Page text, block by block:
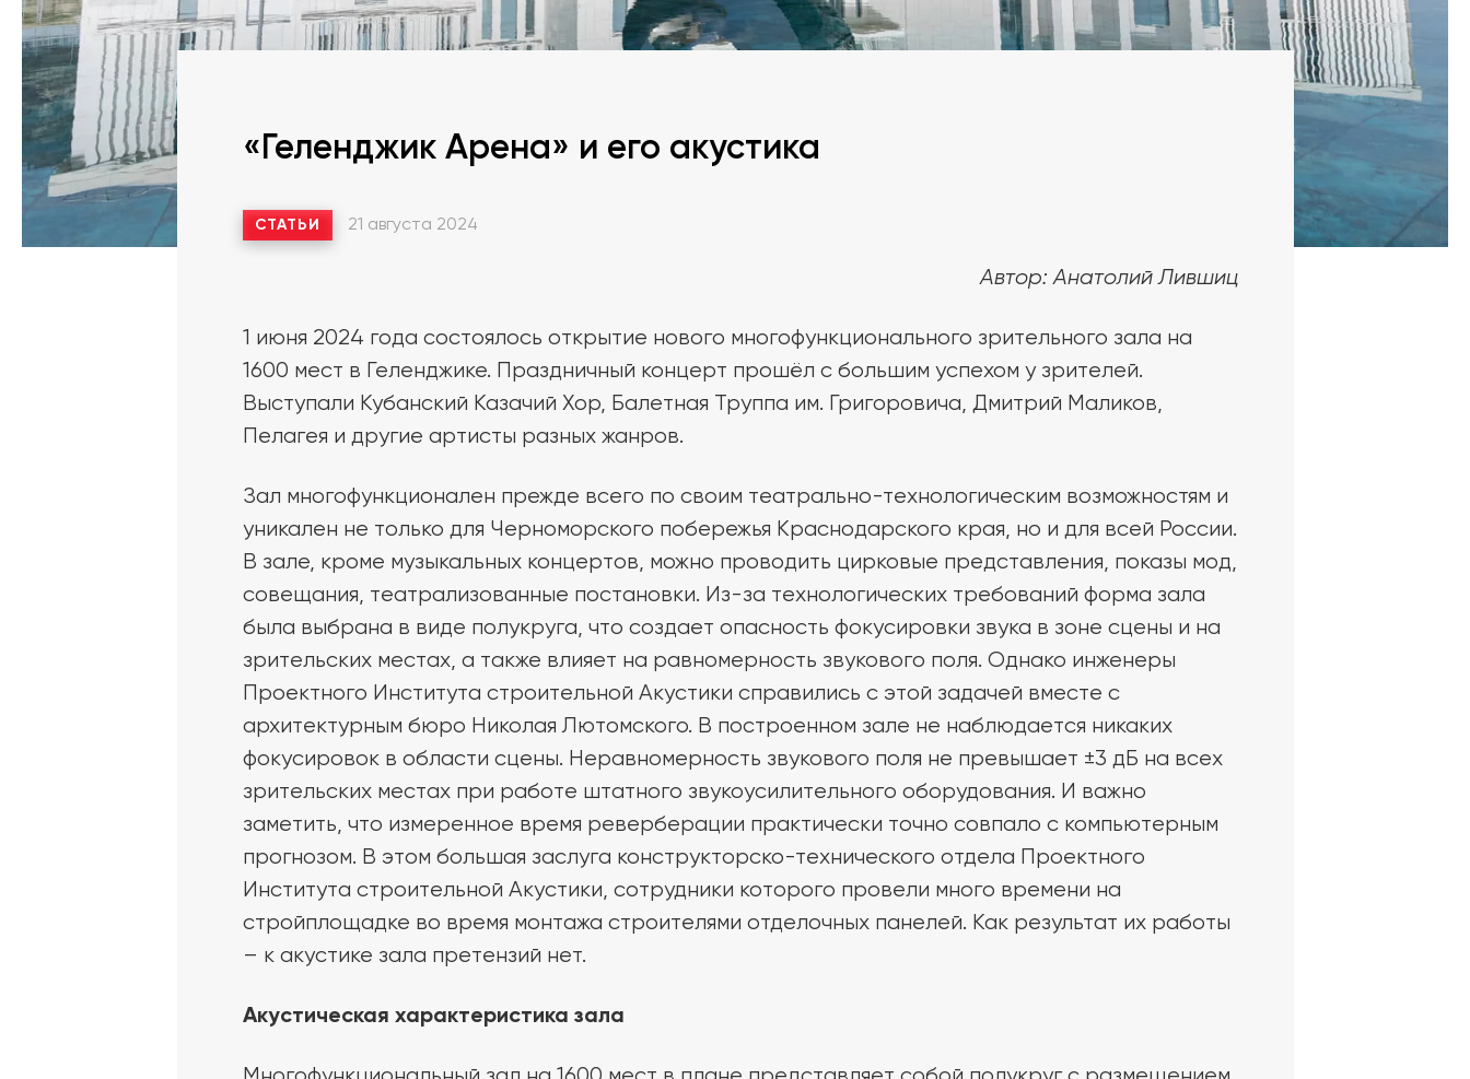
«Геленджик Арена» и его акустика
СТАТЬИ 21 августа 2024
Автор: Анатолий Лившиц
1 июня 2024 года состоялось открытие нового многофункционального зрительного зала на
1600 мест в Геленджике. Праздничный концерт прошёл с большим успехом у зрителей.
Выступали Кубанский Казачий Хор, Балетная Труппа им. Григоровича, Дмитрий Маликов,
Пелагея и другие артисты разных жанров.
Зал многофункционален прежде всего по своим театрально-технологическим возможностям и
уникален не только для Черноморского побережья Краснодарского края, но и для всей России.
В зале, кроме музыкальных концертов, можно проводить цирковые представления, показы мод,
совещания, театрализованные постановки. Из-за технологических требований форма зала
была выбрана в виде полукруга, что создает опасность фокусировки звука в зоне сцены и на
зрительских местах, а также влияет на равномерность звукового поля. Однако инженеры
Проектного Института строительной Акустики справились с этой задачей вместе с
архитектурным бюро Николая Лютомского. В построенном зале не наблюдается никаких
фокусировок в области сцены. Неравномерность звукового поля не превышает ±3 дБ на всех
зрительских местах при работе штатного звукоусилительного оборудования. И важно
заметить, что измеренное время реверберации практически точно совпало с компьютерным
прогнозом. В этом большая заслуга конструкторско-технического отдела Проектного
Института строительной Акустики, сотрудники которого провели много времени на
стройплощадке во время монтажа строителями отделочных панелей. Как результат их работы
– к акустике зала претензий нет.
Акустическая характеристика зала